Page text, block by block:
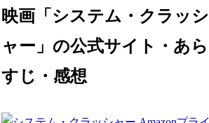
映画「システム・クラッシ
ャー」の公式サイト・あら
すじ・感想